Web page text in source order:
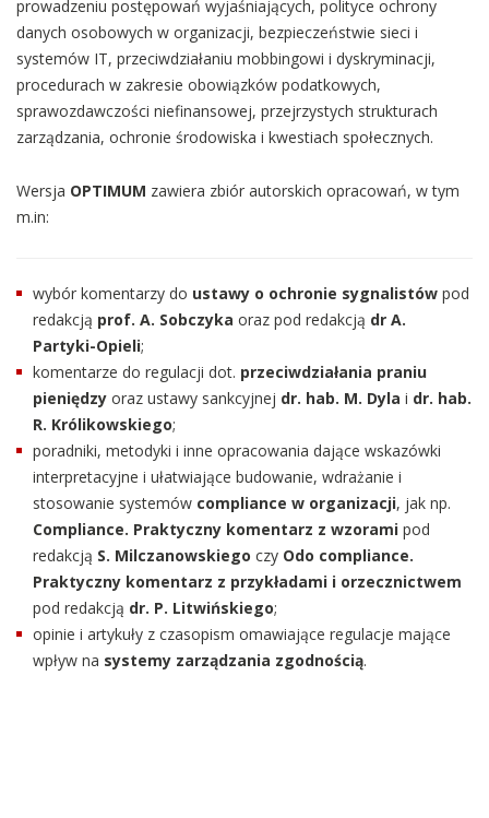
prowadzeniu postępowań wyjaśniających, polityce ochrony
danych osobowych w organizacji, bezpieczeństwie sieci i
systemów IT, przeciwdziałaniu mobbingowi i dyskryminacji,
procedurach w zakresie obowiązków podatkowych,
sprawozdawczości niefinansowej, przejrzystych strukturach
zarządzania, ochronie środowiska i kwestiach społecznych.
Wersja OPTIMUM zawiera zbiór autorskich opracowań, w tym
m.in:
wybór komentarzy do ustawy o ochronie sygnalistów pod
redakcją prof. A. Sobczyka oraz pod redakcją dr A.
Partyki-Opieli;
komentarze do regulacji dot. przeciwdziałania praniu
pieniędzy oraz ustawy sankcyjnej dr. hab. M. Dyla i dr. hab.
R. Królikowskiego;
poradniki, metodyki i inne opracowania dające wskazówki
interpretacyjne i ułatwiające budowanie, wdrażanie i
stosowanie systemów compliance w organizacji, jak np.
Compliance. Praktyczny komentarz z wzorami pod
redakcją S. Milczanowskiego czy Odo compliance.
Praktyczny komentarz z przykładami i orzecznictwem
pod redakcją dr. P. Litwińskiego;
opinie i artykuły z czasopism omawiające regulacje mające
wpływ na systemy zarządzania zgodnością.